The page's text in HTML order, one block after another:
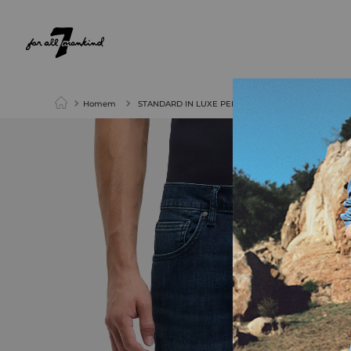
Homem STANDARD IN LUXE PERFORMANCE DARK BLUE